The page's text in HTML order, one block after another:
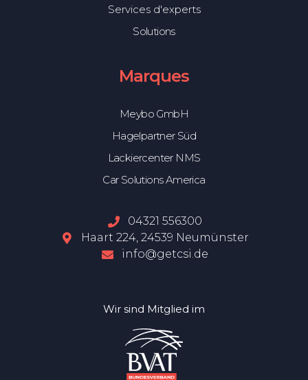
Services d'experts
Solutions
Marques
Meybo GmbH
Hagelpartner Süd
Lackiercenter NMS
Car Solutions America
04321 556300
Haart 224, 24539 Neumünster
info@getcsi.de
Wir sind Mitglied im